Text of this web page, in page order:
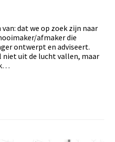
dat we op zoek zijn naar
afmaker die
ontwerpt en adviseert.
uit de lucht vallen, maar